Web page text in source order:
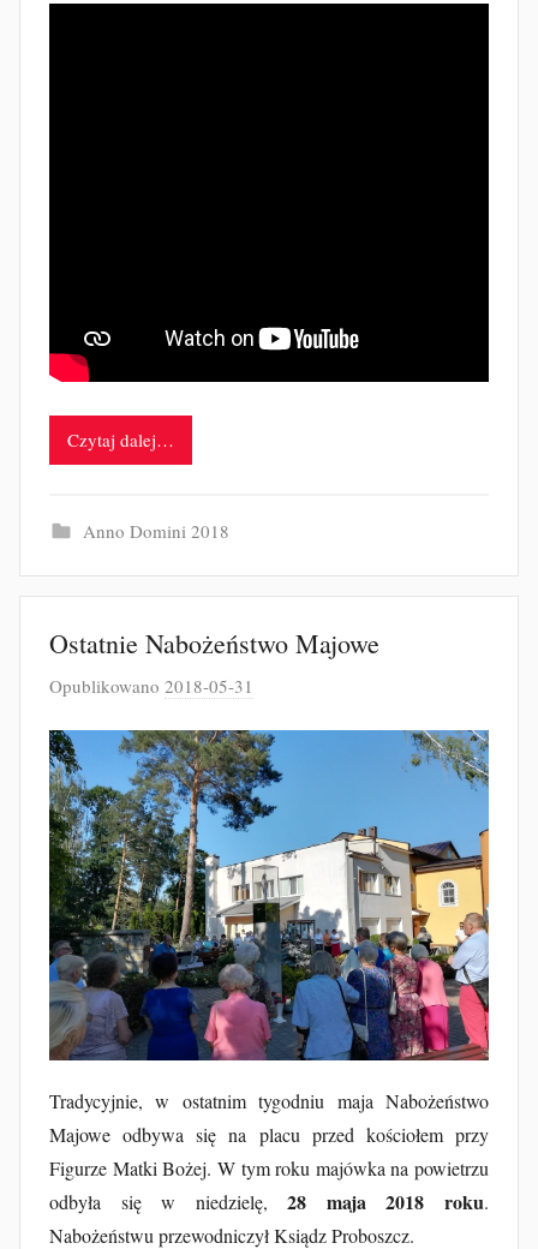
Czytaj dalej…
Anno Domini 2018
Ostatnie Nabożeństwo Majowe
Opublikowano 2018-05-31
z
e
z
a
k
u
b
F
u
r
k
Tradycyjnie, w ostatnim tygodniu maja Nabożeństwo
Majowe odbywa się na placu przed kościołem przy
Figurze Matki Bożej. W tym roku majówka na powietrzu
odbyła się w niedzielę,28 maja 2018 roku.
Nabożeństwu przewodniczył Ksiądz Proboszcz.